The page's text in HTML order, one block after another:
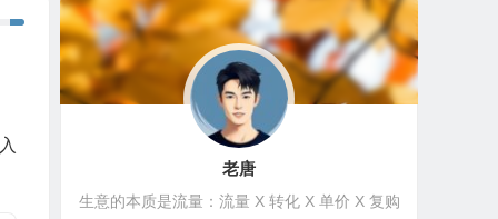
老唐
生意的本质是流量：流量 X 转化 X 单价 X 复购